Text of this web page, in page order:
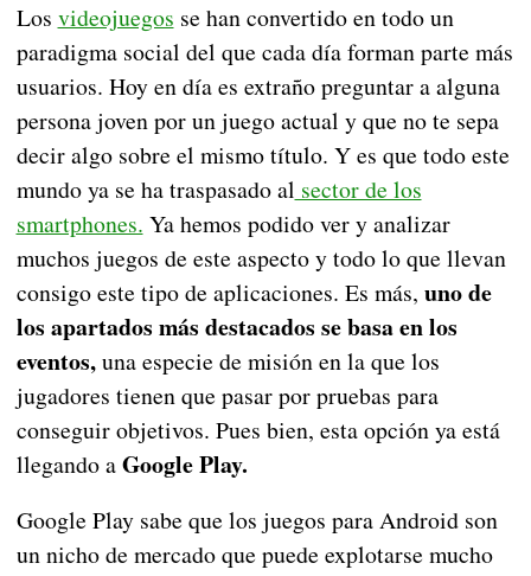
Los videojuegos se han convertido en todo un
paradigma social del que cada día forman parte más
usuarios. Hoy en día es extraño preguntar a alguna
persona joven por un juego actual y que no te sepa
decir algo sobre el mismo título. Y es que todo este
mundo ya se ha traspasado al sector de los
smartphones. Ya hemos podido ver y analizar
muchos juegos de este aspecto y todo lo que llevan
consigo este tipo de aplicaciones. Es más, uno de
los apartados más destacados se basa en los
eventos,una especie de misión en la que los
jugadores tienen que pasar por pruebas para
conseguir objetivos. Pues bien, esta opción ya está
llegando aGoogle Play.
Google Play sabe que los juegos para Android son
un nicho de mercado que puede explotarse mucho